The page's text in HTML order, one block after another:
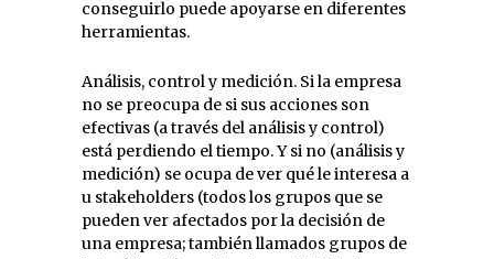
conseguirlo puede apoyarse en diferentes
herramientas.
Análisis, control y medición. Si la empresa
no se preocupa de si sus acciones son
efectivas (a través del análisis y control)
está perdiendo el tiempo. Y si no (análisis y
medición) se ocupa de ver qué le interesa a
u stakeholders (todos los grupos que se
pueden ver afectados por la decisión de
una empresa; también llamados grupos de